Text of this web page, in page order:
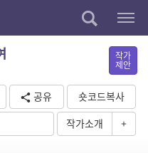
작가
제안
공유
숏코드복사
작가소개 +